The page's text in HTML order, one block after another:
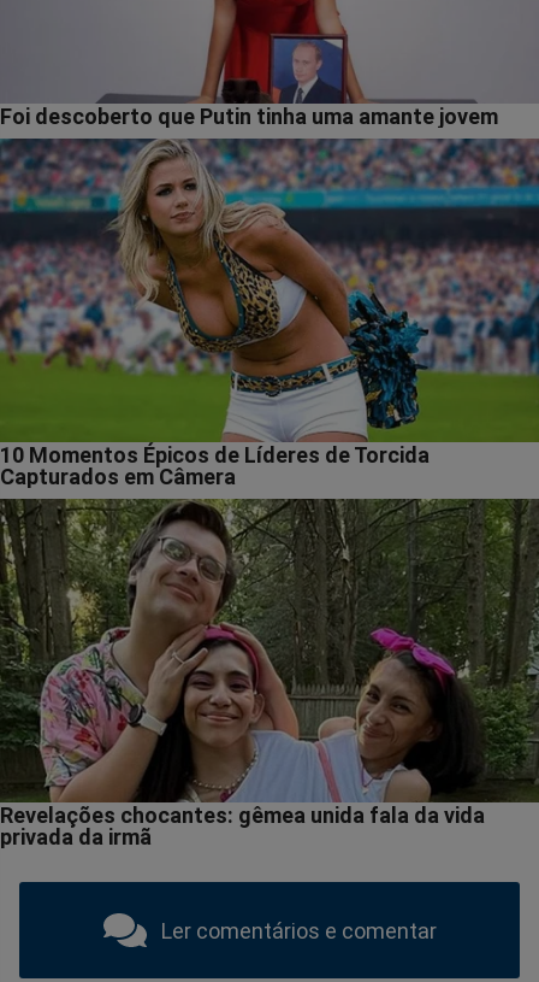
Ler comentários e comentar